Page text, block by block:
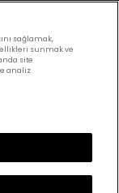
ve Koşulları
Design &
sağlamak,
sunmak ve
site
analiz